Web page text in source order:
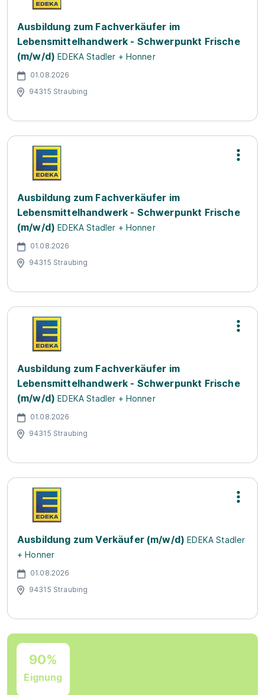
Ausbildung zum Fachverkäufer im
Lebensmittelhandwerk - Schwerpunkt Frische
(m/w/d) EDEKA Stadler + Honner
01.08.2026
94315 Straubing
Ausbildung zum Fachverkäufer im
Lebensmittelhandwerk - Schwerpunkt Frische
(m/w/d) EDEKA Stadler + Honner
01.08.2026
94315 Straubing
Ausbildung zum Fachverkäufer im
Lebensmittelhandwerk - Schwerpunkt Frische
(m/w/d) EDEKA Stadler + Honner
01.08.2026
94315 Straubing
Ausbildung zum Verkäufer (m/w/d) EDEKA Stadler
+ Honner
01.08.2026
94315 Straubing
90%
Eignung